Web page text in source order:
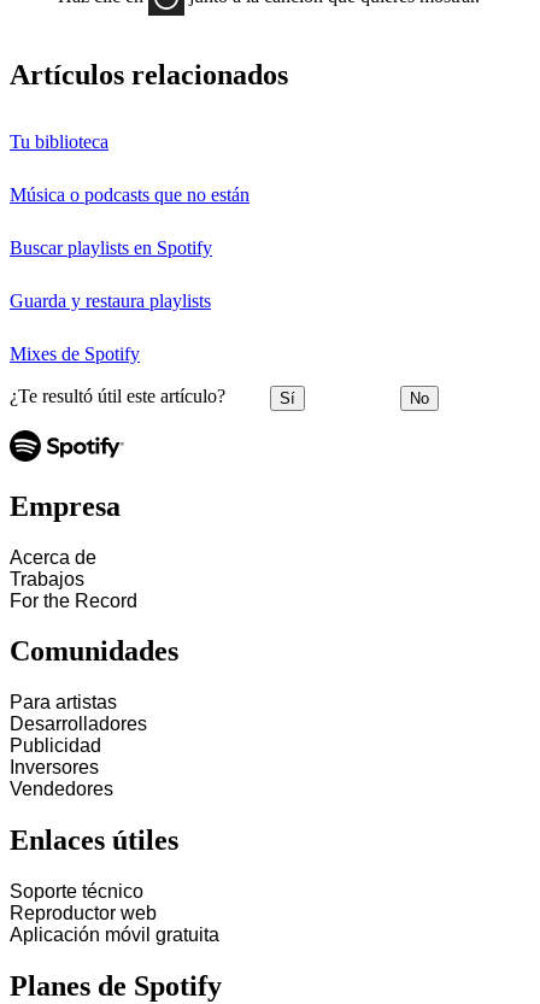
Artículos relacionados
Tu biblioteca
Música o podcasts que no están
Buscar playlists en Spotify
Guarda y restaura playlists
Mixes de Spotify
¿Te resultó útil este artículo? Sí No
Empresa
Acerca de
Trabajos
For the Record
Comunidades
Para artistas
Desarrolladores
Publicidad
Inversores
Vendedores
Enlaces útiles
Soporte técnico
Reproductor web
Aplicación móvil gratuita
Planes de Spotify